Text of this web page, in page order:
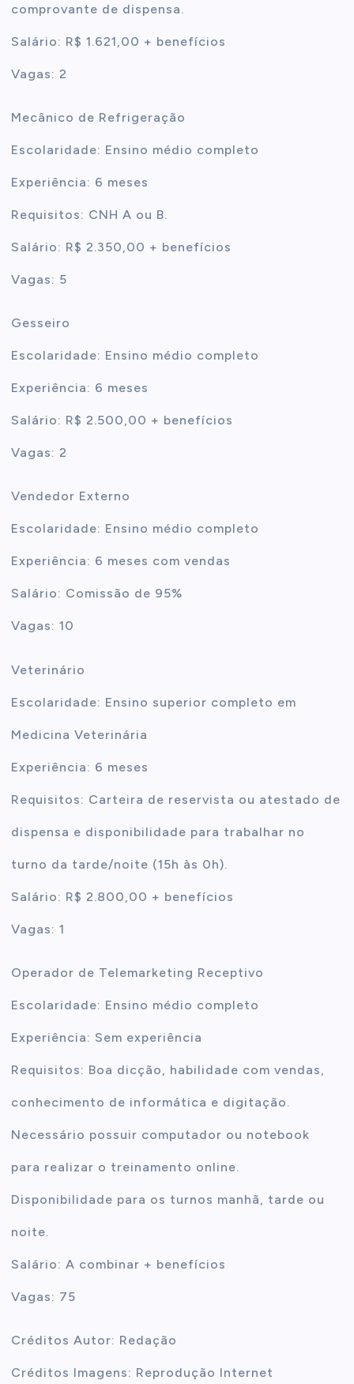
comprovante de dispensa.
Salário: R$ 1.621,00 + benefícios
Vagas: 2
Mecânico de Refrigeração
Escolaridade: Ensino médio completo
Experiência: 6 meses
Requisitos: CNH A ou B.
Salário: R$ 2.350,00 + benefícios
Vagas: 5
Gesseiro
Escolaridade: Ensino médio completo
Experiência: 6 meses
Salário: R$ 2.500,00 + benefícios
Vagas: 2
Vendedor Externo
Escolaridade: Ensino médio completo
Experiência: 6 meses com vendas
Salário: Comissão de 95%
Vagas: 10
Veterinário
Escolaridade: Ensino superior completo em
Medicina Veterinária
Experiência: 6 meses
Requisitos: Carteira de reservista ou atestado de
dispensa e disponibilidade para trabalhar no
turno da tarde/noite (15h às 0h).
Salário: R$ 2.800,00 + benefícios
Vagas: 1
Operador de Telemarketing Receptivo
Escolaridade: Ensino médio completo
Experiência: Sem experiência
Requisitos: Boa dicção, habilidade com vendas,
conhecimento de informática e digitação.
Necessário possuir computador ou notebook
para realizar o treinamento online.
Disponibilidade para os turnos manhã, tarde ou
noite.
Salário: A combinar + benefícios
Vagas: 75
Créditos Autor: Redação
Créditos Imagens: Reprodução Internet